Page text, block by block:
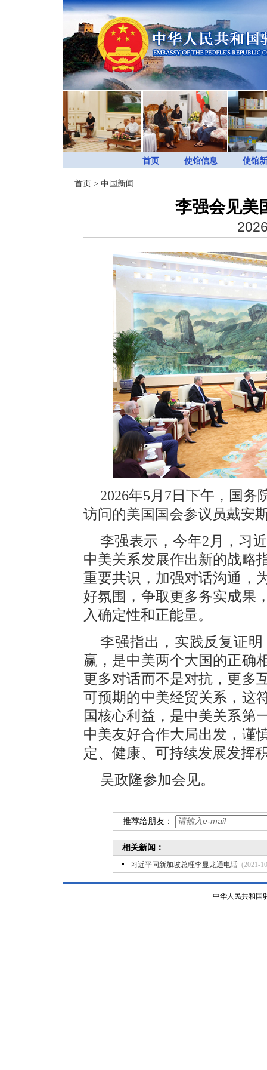
首页 使馆信息 使馆
首页 > 中国新闻
李强会见美
2026年5月7日下午，国
访问的美国国会参议员戴安
李强表示，今年2月，习
中美关系发展作出新的战略
重要共识，加强对话沟通，
好氛围，争取更多务实成果
入确定性和正能量。
李强指出，实践反复证
赢，是中美两个大国的正确
更多对话而不是对抗，更多
可预期的中美经贸关系，这
国核心利益，是中美关系第
中美友好合作大局出发，谨
定、健康、可持续发展发挥
吴政隆参加会见。
推荐给朋友：
相关新闻：
习近平同新加坡总理李显龙通电话 (2021-
中华人民共和国